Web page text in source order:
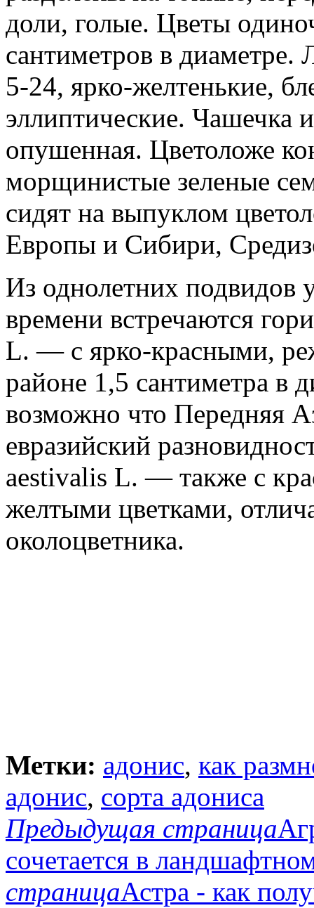
доли, голые. Цветы
сантиметров в диаметре.
5-24, ярко-желтенькие,
эллиптические. Чашечка
опушенная. Цветоложе
морщинистые зеленые
сидят на выпуклом
Европы и Сибири,
Из однолетних подвидов
времени встречаются
L. — с ярко-красными,
районе 1,5 сантиметра в
возможно что Передняя
евразийский
aestivalis L. — также с
желтыми цветками,
околоцветника.
Метки: адонис, как
адонис, сорта адониса
Предыдущая страница
сочетается в
страницаАстра - как